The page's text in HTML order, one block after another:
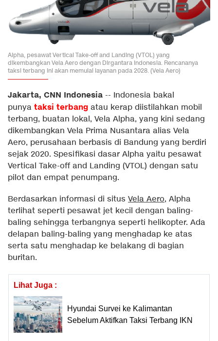
Alpha, pesawat Vertical Take-off and Landing (VTOL) yang
dikembangkan Vela Aero dengan Dirgantara Indonesia. Rencananya
taksi terbang ini akan memulai layanan pada 2028. (Vela Aero)
Jakarta, CNN Indonesia -- Indonesia bakal
punya taksi terbang atau kerap diistilahkan mobil
terbang, buatan lokal, Vela Alpha, yang kini sedang
dikembangkan Vela Prima Nusantara alias Vela
Aero, perusahaan berbasis di Bandung yang berdiri
sejak 2020. Spesifikasi dasar Alpha yaitu pesawat
Vertical Take-off and Landing (VTOL) dengan satu
pilot dan empat penumpang.
Berdasarkan informasi di situs Vela Aero, Alpha
terlihat seperti pesawat jet kecil dengan baling-
baling sehingga terbangnya seperti helikopter. Ada
delapan baling-baling yang menghadap ke atas
serta satu menghadap ke belakang di bagian
buritan.
Lihat Juga :
Hyundai Survei ke Kalimantan
Sebelum Aktifkan Taksi Terbang IKN